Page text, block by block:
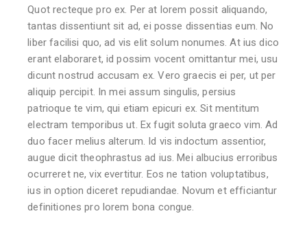
Quot recteque pro ex. Per at lorem possit aliquando,
tantas dissentiunt sit ad, ei posse dissentias eum. No
liber facilisi quo, ad vis elit solum nonumes. At ius dico
erant elaboraret, id possim vocent omittantur mei, usu
dicunt nostrud accusam ex. Vero graecis ei per, ut per
aliquip percipit. In mei assum singulis, persius
patrioque te vim, qui etiam epicuri ex. Sit mentitum
electram temporibus ut. Ex fugit soluta graeco vim. Ad
duo facer melius alterum. Id vis indoctum assentior,
augue dicit theophrastus ad ius. Mei albucius erroribus
ocurreret ne, vix evertitur. Eos ne tation voluptatibus,
ius in option diceret repudiandae. Novum et efficiantur
definitiones pro lorem bona congue.